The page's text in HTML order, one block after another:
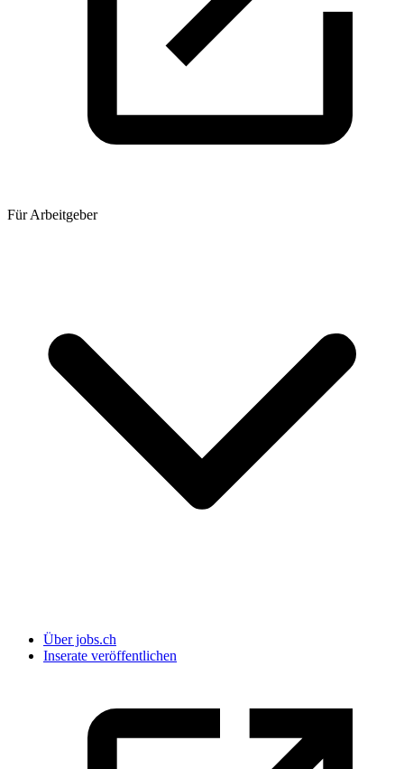
Für Arbeitgeber
Über jobs.ch
Inserate veröffentlichen